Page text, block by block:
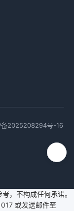
备2025208294号-16
，不构成任何承诺。
或发送邮件至